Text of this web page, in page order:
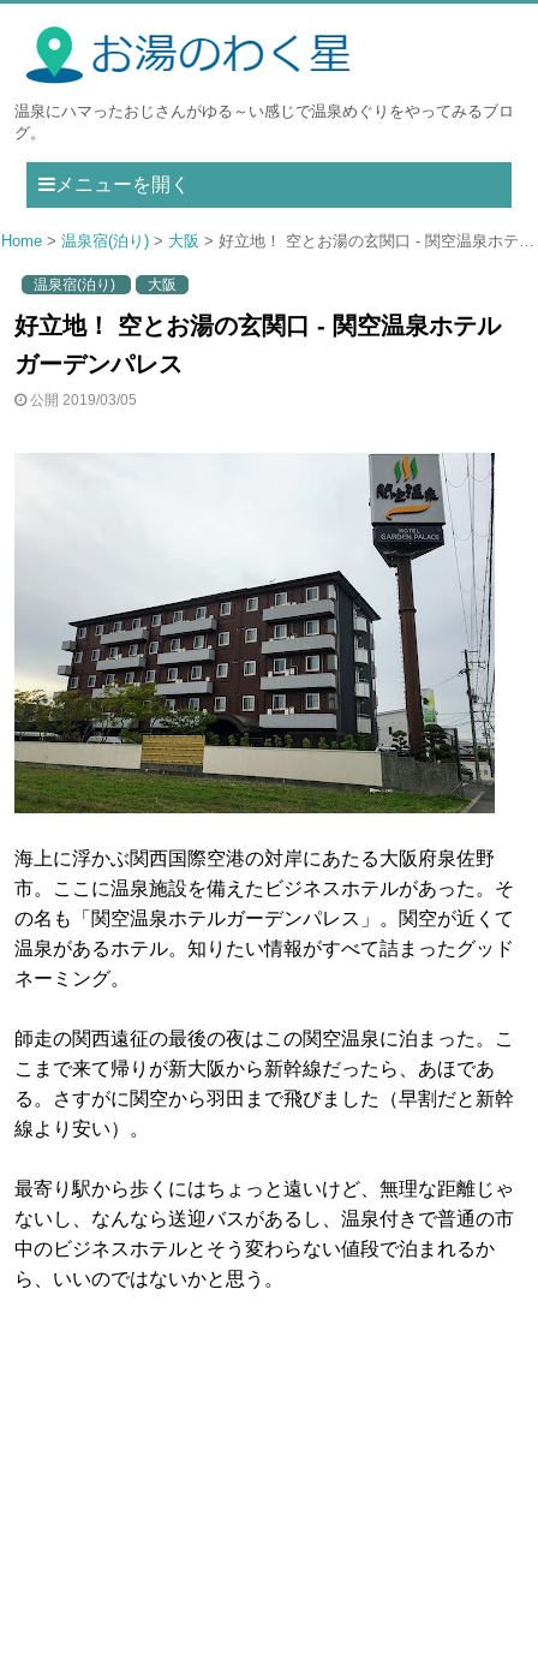
温泉にハマったおじさんがゆる～い感じで温泉めぐりをやってみるブロ
グ。
メニューを開く
Home 温泉宿(泊り) 大阪 好立地！ 空とお湯の玄関口 - 関空温泉ホテルガーデンパレス
温泉宿(泊り) 大阪
好立地！ 空とお湯の玄関口 - 関空温泉ホテル
ガーデンパレス
公開 2019/03/05
海上に浮かぶ関西国際空港の対岸にあたる大阪府泉佐野
市。ここに温泉施設を備えたビジネスホテルがあった。そ
の名も「関空温泉ホテルガーデンパレス」。関空が近くて
温泉があるホテル。知りたい情報がすべて詰まったグッド
ネーミング。
師走の関西遠征の最後の夜はこの関空温泉に泊まった。こ
こまで来て帰りが新大阪から新幹線だったら、あほであ
る。さすがに関空から羽田まで飛びました（早割だと新幹
線より安い）。
最寄り駅から歩くにはちょっと遠いけど、無理な距離じゃ
ないし、なんなら送迎バスがあるし、温泉付きで普通の市
中のビジネスホテルとそう変わらない値段で泊まれるか
ら、いいのではないかと思う。